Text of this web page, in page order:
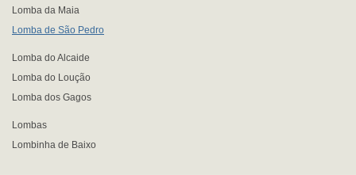
Lomba da Maia
Lomba de São Pedro
Lomba do Alcaide
Lomba do Loução
Lomba dos Gagos
Lombas
Lombinha de Baixo